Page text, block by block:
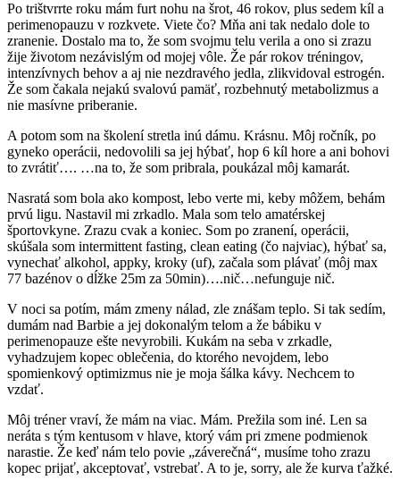
Po trištvrrte roku mám furt nohu na šrot, 46 rokov, plus sedem kíl a
perimenopauzu v rozkvete. Viete čo? Mňa ani tak nedalo dole to
zranenie. Dostalo ma to, že som svojmu telu verila a ono si zrazu
žije životom nezávislým od mojej vôle. Že pár rokov tréningov,
intenzívnych behov a aj nie nezdravého jedla, zlikvidoval estrogén.
Že som čakala nejakú svalovú pamäť, rozbehnutý metabolizmus a
nie masívne priberanie.
A potom som na školení stretla inú dámu. Krásnu. Môj ročník, po
gyneko operácii, nedovolili sa jej hýbať, hop 6 kíl hore a ani bohovi
to zvrátiť…. …na to, že som pribrala, poukázal môj kamarát.
Nasratá som bola ako kompost, lebo verte mi, keby môžem, behám
prvú ligu. Nastavil mi zrkadlo. Mala som telo amatérskej
športovkyne. Zrazu cvak a koniec. Som po zranení, operácii,
skúšala som intermittent fasting, clean eating (čo najviac), hýbať sa,
vynechať alkohol, appky, kroky (uf), začala som plávať (môj max
77 bazénov o dĺžke 25m za 50min)….nič…nefunguje nič.
V noci sa potím, mám zmeny nálad, zle znášam teplo. Si tak sedím,
dumám nad Barbie a jej dokonalým telom a že bábiku v
perimenopauze ešte nevyrobili. Kukám na seba v zrkadle,
vyhadzujem kopec oblečenia, do ktorého nevojdem, lebo
spomienkový optimizmus nie je moja šálka kávy. Nechcem to
vzdať.
Môj tréner vraví, že mám na viac. Mám. Prežila som iné. Len sa
neráta s tým kentusom v hlave, ktorý vám pri zmene podmienok
narastie. Že keď nám telo povie „záverečná“, musíme toho zrazu
kopec prijať, akceptovať, vstrebať. A to je, sorry, ale že kurva ťažké.